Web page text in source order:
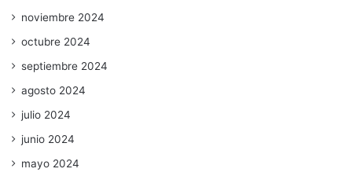
noviembre 2024
octubre 2024
septiembre 2024
agosto 2024
julio 2024
junio 2024
mayo 2024